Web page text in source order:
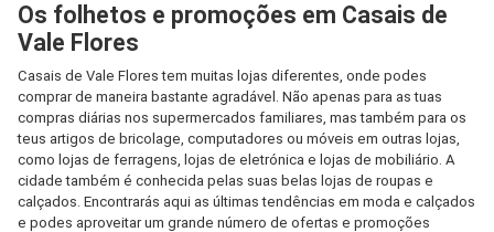
Os folhetos e promoções em Casais de
Vale Flores
Casais de Vale Flores tem muitas lojas diferentes, onde podes
comprar de maneira bastante agradável. Não apenas para as tuas
compras diárias nos supermercados familiares, mas também para os
teus artigos de bricolage, computadores ou móveis em outras lojas,
como lojas de ferragens, lojas de eletrónica e lojas de mobiliário. A
cidade também é conhecida pelas suas belas lojas de roupas e
calçados. Encontrarás aqui as últimas tendências em moda e calçados
e podes aproveitar um grande número de ofertas e promoções